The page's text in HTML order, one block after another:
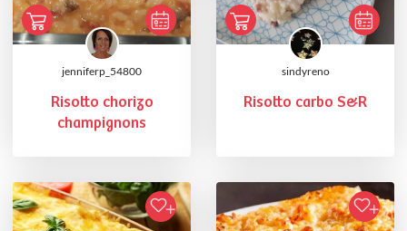
jenniferp_54800
Risotto chorizo
champignons
sindyreno
Risotto carbo S&R